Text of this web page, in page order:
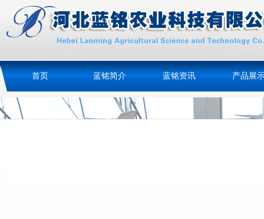
首页 蓝铭简介 蓝铭资讯 产品展